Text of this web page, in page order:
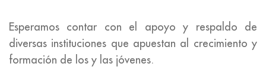
Esperamos contar con el apoyo y respaldo de
diversas instituciones que apuestan al crecimiento y
formación de los y las jóvenes.